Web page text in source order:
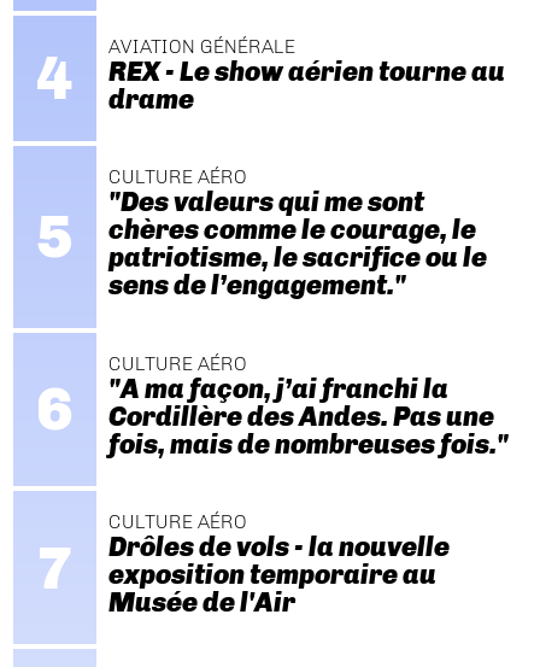
AVIATION GÉNÉRALE
REX - Le show aérien tourne au
drame
CULTURE AÉRO
"Des valeurs qui me sont
chères comme le courage, le
patriotisme, le sacrifice ou le
sens de l’engagement."
CULTURE AÉRO
"A ma façon, j’ai franchi la
Cordillère des Andes. Pas une
fois, mais de nombreuses fois."
CULTURE AÉRO
Drôles de vols - la nouvelle
exposition temporaire au
Musée de l'Air